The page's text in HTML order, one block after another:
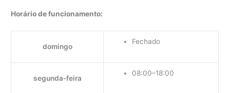
Horário de funcionamento:
domingo
Fechado
segunda-feira
08:00–18:00